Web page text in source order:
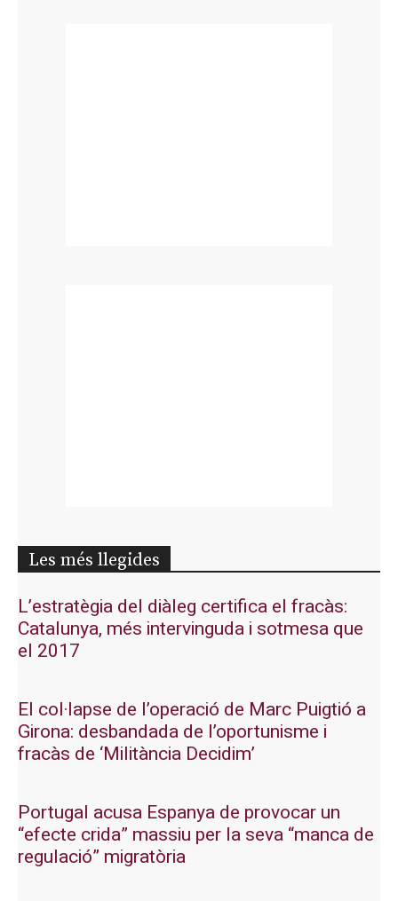
Les més llegides
L’estratègia del diàleg certifica el fracàs:
Catalunya, més intervinguda i sotmesa que
el 2017
El col·lapse de l’operació de Marc Puigtió a
Girona: desbandada de l’oportunisme i
fracàs de ‘Militància Decidim’
Portugal acusa Espanya de provocar un
“efecte crida” massiu per la seva “manca de
regulació” migratòria